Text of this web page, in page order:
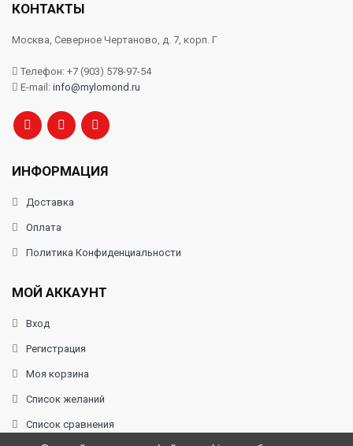
КОНТАКТЫ
Москва, Северное Чертаново, д. 7, корп. Г
Телефон: +7 (903) 578-97-54
E-mail: info@mylomond.ru
ИНФОРМАЦИЯ
Доставка
Оплата
Политика Конфиденциальности
МОЙ АККАУНТ
Вход
Регистрация
Моя корзина
Список желаний
Список сравнения